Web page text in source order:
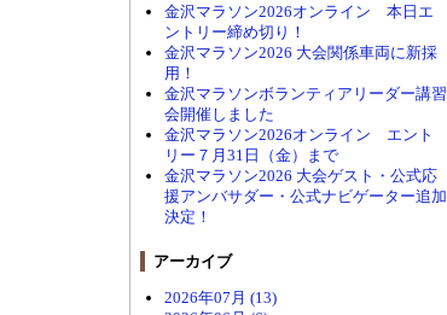
金沢マラソン2026オンライン 本日エ
ントリー締め切り！
金沢マラソン2026 大会関係車両に新採
用！
金沢マラソンボランティアリーダー講習
会開催しました
金沢マラソン2026オンライン エント
リー７月31日（金）まで
金沢マラソン2026 大会ゲスト・公式応
援アンバサダー・公式ナビゲーター追加
決定！
アーカイブ
2026年07月 (13)